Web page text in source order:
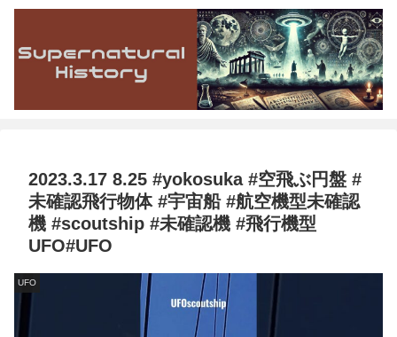
2023.3.17 8.25 #yokosuka #空飛ぶ円盤 #
未確認飛行物体 #宇宙船 #航空機型未確認
機 #scoutship #未確認機 #飛行機型
UFO#UFO
UFO